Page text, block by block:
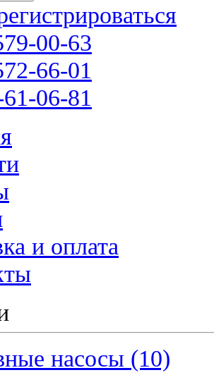
00-63
66-01
06-81
и оплата
насосы (10)